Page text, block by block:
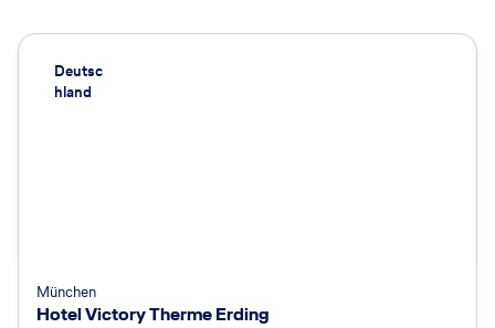
Deutsc
hland
München
Hotel Victory Therme Erding